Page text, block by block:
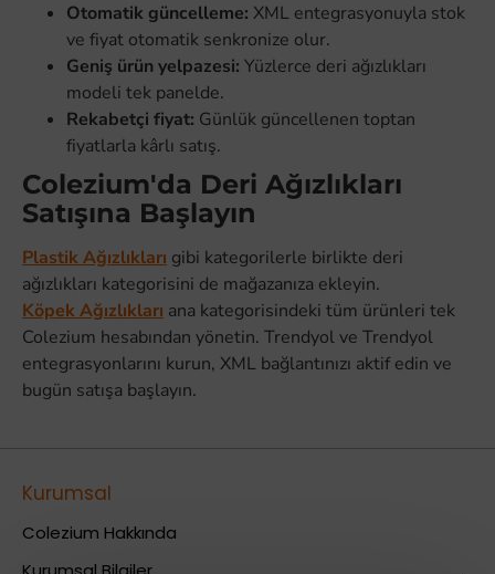
Otomatik güncelleme: XML entegrasyonuyla stok
ve fiyat otomatik senkronize olur.
Geniş ürün yelpazesi: Yüzlerce deri ağızlıkları
modeli tek panelde.
Rekabetçi fiyat: Günlük güncellenen toptan
fiyatlarla kârlı satış.
Colezium'da Deri Ağızlıkları
Satışına Başlayın
Plastik Ağızlıkları gibi kategorilerle birlikte deri
ağızlıkları kategorisini de mağazanıza ekleyin.
Köpek Ağızlıkları ana kategorisindeki tüm ürünleri tek
Colezium hesabından yönetin. Trendyol ve Trendyol
entegrasyonlarını kurun, XML bağlantınızı aktif edin ve
bugün satışa başlayın.
Kurumsal
Colezium Hakkında